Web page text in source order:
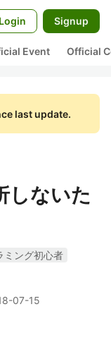
Login Signup
Event Official
last update.
しないた
ミング初心者
07-15